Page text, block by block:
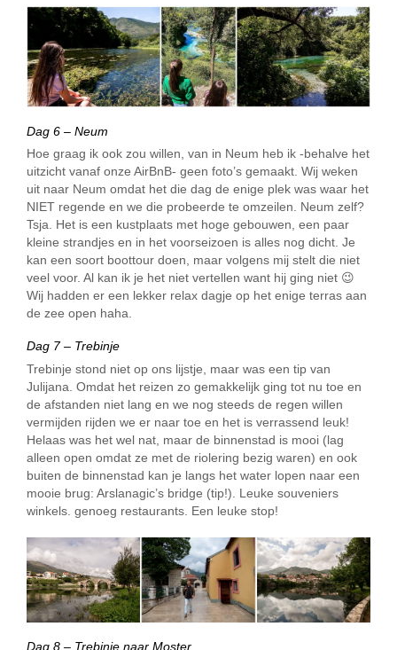
Dag 6 – Neum
Hoe graag ik ook zou willen, van in Neum heb ik -behalve het
uitzicht vanaf onze AirBnB- geen foto’s gemaakt. Wij weken
uit naar Neum omdat het die dag de enige plek was waar het
NIET regende en we die probeerde te omzeilen. Neum zelf?
Tsja. Het is een kustplaats met hoge gebouwen, een paar
kleine strandjes en in het voorseizoen is alles nog dicht. Je
kan een soort boottour doen, maar volgens mij stelt die niet
veel voor. Al kan ik je het niet vertellen want hij ging niet 😉
Wij hadden er een lekker relax dagje op het enige terras aan
de zee open haha.
Dag 7 – Trebinje
Trebinje stond niet op ons lijstje, maar was een tip van
Julijana. Omdat het reizen zo gemakkelijk ging tot nu toe en
de afstanden niet lang en we nog steeds de regen willen
vermijden rijden we er naar toe en het is verrassend leuk!
Helaas was het wel nat, maar de binnenstad is mooi (lag
alleen open omdat ze met de riolering bezig waren) en ook
buiten de binnenstad kan je langs het water lopen naar een
mooie brug: Arslanagic’s bridge (tip!). Leuke souveniers
winkels. genoeg restaurants. Een leuke stop!
Dag 8 – Trebinje naar Moster